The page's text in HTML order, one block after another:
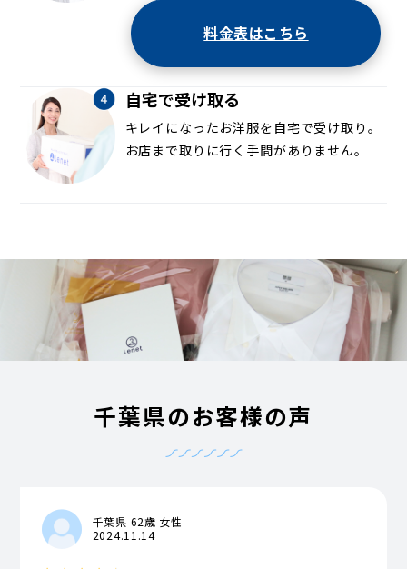
料金表はこちら
自宅で受け取る
キレイになったお洋服を自宅で受け取り。
お店まで取りに行く手間がありません。
千葉県のお客様の声
千葉県 62歳 女性
2024.11.14